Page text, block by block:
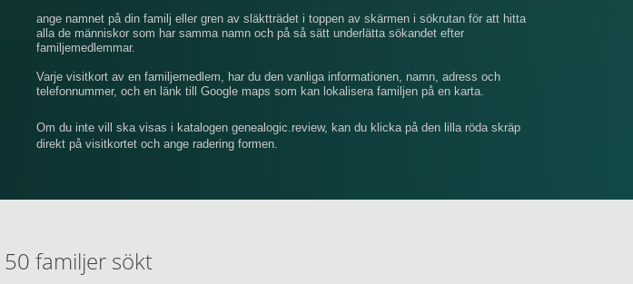
ange namnet på din familj eller gren av släktträdet i toppen av skärmen i sökrutan för att hitta
alla de människor som har samma namn och på så sätt underlätta sökandet efter
familjemedlemmar.
Varje visitkort av en familjemedlem, har du den vanliga informationen, namn, adress och
telefonnummer, och en länk till Google maps som kan lokalisera familjen på en karta.
Om du inte vill ska visas i katalogen genealogic.review, kan du klicka på den lilla röda skräp
direkt på visitkortet och ange radering formen.
familjer sökt